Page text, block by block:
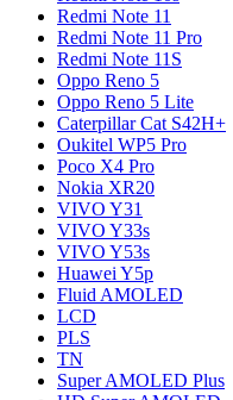
Redmi Note 11
Redmi Note 11 Pro
Redmi Note 11S
Oppo Reno 5
Oppo Reno 5 Lite
Caterpillar Cat S42H+
Oukitel WP5 Pro
Poco X4 Pro
Nokia XR20
VIVO Y31
VIVO Y33s
VIVO Y53s
Huawei Y5p
Fluid AMOLED
LCD
PLS
TN
Super AMOLED Plus